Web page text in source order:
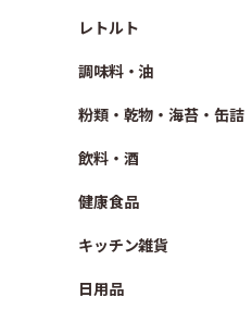
レトルト
調味料・油
粉類・乾物・海苔・缶詰
飲料・酒
健康食品
キッチン雑貨
日用品